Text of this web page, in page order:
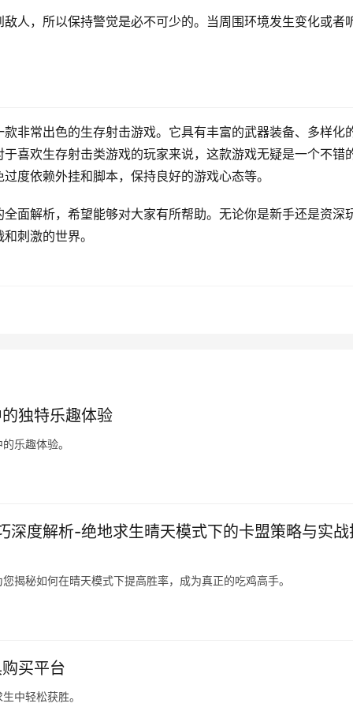
人，所以保持警觉是必不可少的。当周围环境发生变化或者
非常出色的生存射击游戏。它具有丰富的武器装备、多样化
喜欢生存射击类游戏的玩家来说，这款游戏无疑是一个不错
度依赖外挂和脚本，保持良好的游戏心态等。
面解析，希望能够对大家有所帮助。无论你是新手还是资深
刺激的世界。
独特乐趣体验
乐趣体验。
深度解析-绝地求生晴天模式下的卡盟策略与实战
揭秘如何在晴天模式下提高胜率，成为真正的吃鸡高手。
买平台
中轻松获胜。